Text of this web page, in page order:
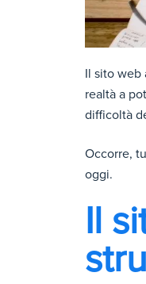
Il sito web
realtà a
difficoltà
Occorre,
oggi.
Il